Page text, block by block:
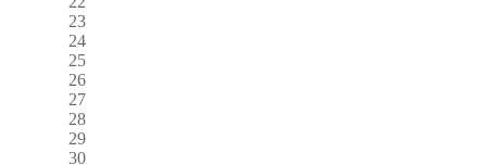
23
24
25
26
27
28
29
30